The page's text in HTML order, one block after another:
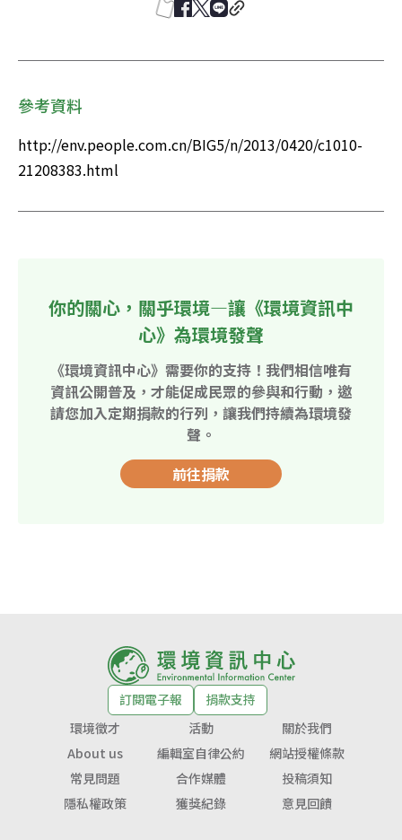
參考資料
http://env.people.com.cn/BIG5/n/2013/0420/c1010-
21208383.html
你的關心，關乎環境—讓《環境資訊中
心》為環境發聲
《環境資訊中心》需要你的支持！我們相信唯有
資訊公開普及，才能促成民眾的參與和行動，邀
請您加入定期捐款的行列，讓我們持續為環境發
聲。
前往捐款
訂閱電子報
捐款支持
環境徵才
活動
關於我們
About us
編輯室自律公約
網站授權條款
常見問題
合作媒體
投稿須知
隱私權政策
獲獎紀錄 意見回饋